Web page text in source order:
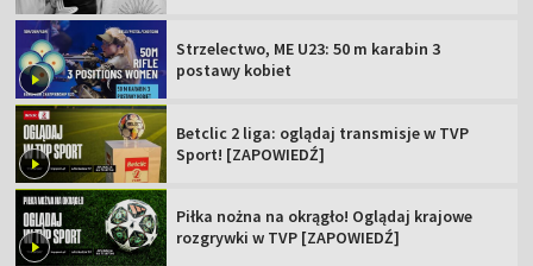
Strzelectwo, ME U23: 50 m karabin 3
postawy kobiet
Betclic 2 liga: oglądaj transmisje w TVP
Sport! [ZAPOWIEDŹ]
Piłka nożna na okrągło! Oglądaj krajowe
rozgrywki w TVP [ZAPOWIEDŹ]